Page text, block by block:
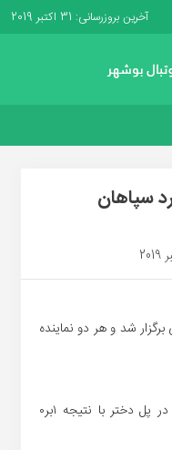
آخرین بروزرسانی: 31 اکتبر 2019
سپاهان
شد و هر دو نماینده
به گزارش فوتبال بوشهر استقلال بنه گز در پل دختر با نتیجه ۱بر۰